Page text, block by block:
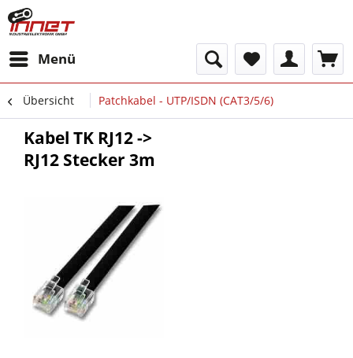
Menü
Übersicht Patchkabel - UTP/ISDN (CAT3/5/6)
Kabel TK RJ12 ->
RJ12 Stecker 3m